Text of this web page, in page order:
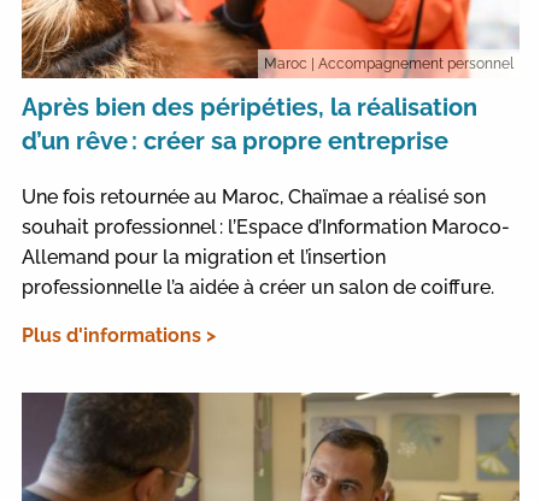
Maroc | Accompagnement personnel
Après bien des péripéties, la réalisation
d’un rêve : créer sa propre entreprise
Une fois retournée au Maroc, Chaïmae a réalisé son
souhait professionnel : l’Espace d’Information Maroco-
Allemand pour la migration et l’insertion
professionnelle l’a aidée à créer un salon de coiffure.
Plus d'informations >